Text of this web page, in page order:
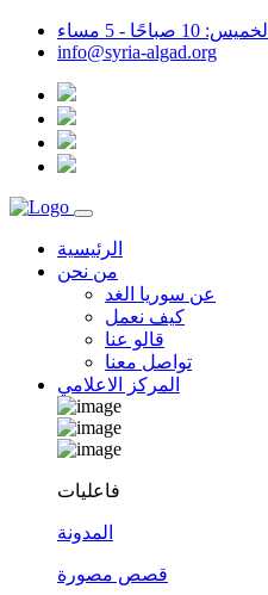
info@syria-algad.org
الرئيسية
من نحن
عن سوريا الغد
كيف نعمل
قالو عنا
تواصل معنا
المركز الاعلامي
فاعليات
المدونة
قصص مصورة